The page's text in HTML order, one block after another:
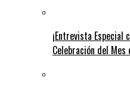
¡Entrevista Especial
Celebración del